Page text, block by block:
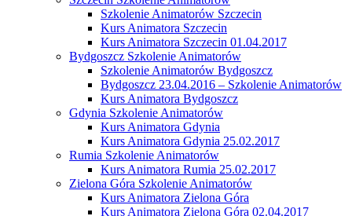
Szkolenie Animatorów Szczecin
Kurs Animatora Szczecin
Kurs Animatora Szczecin 01.04.2017
Bydgoszcz Szkolenie Animatorów
Szkolenie Animatorów Bydgoszcz
Bydgoszcz 23.04.2016 – Szkolenie Animatorów
Kurs Animatora Bydgoszcz
Gdynia Szkolenie Animatorów
Kurs Animatora Gdynia
Kurs Animatora Gdynia 25.02.2017
Rumia Szkolenie Animatorów
Kurs Animatora Rumia 25.02.2017
Zielona Góra Szkolenie Animatorów
Kurs Animatora Zielona Góra
Kurs Animatora Zielona Góra 02.04.2017